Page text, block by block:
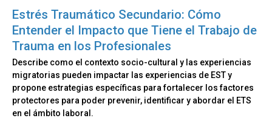
Estrés Traumático Secundario: Cómo
Entender el Impacto que Tiene el Trabajo de
Trauma en los Profesionales
Describe como el contexto socio-cultural y las experiencias
migratorias pueden impactar las experiencias de EST y
propone estrategias específicas para fortalecer los factores
protectores para poder prevenir, identificar y abordar el ETS
en el ámbito laboral.